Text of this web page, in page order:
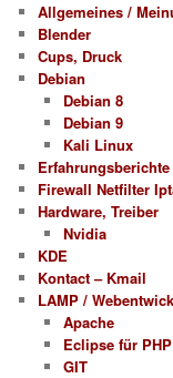
Allgemeines /
Blender
Cups, Druck
Debian
Debian 8
Debian 9
Kali Linux
Erfahrungsberichte
Firewall Netfilter
Hardware, Treiber
Nvidia
KDE
Kontact – Kmail
LAMP /
Apache
Eclipse für PHP
GIT